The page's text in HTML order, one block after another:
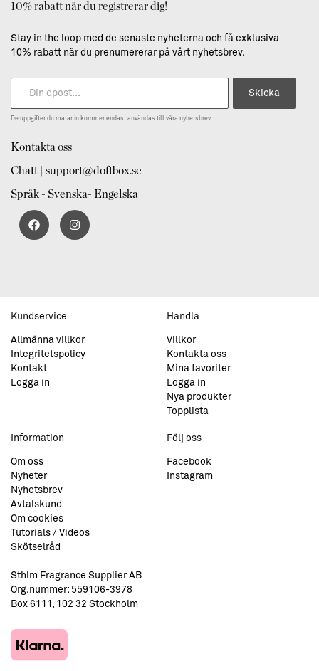
10% rabatt när du registrerar dig!
Stay in the loop med de senaste nyheterna och få exklusiva
10% rabatt när du prenumererar på vårt nyhetsbrev.
Skicka
De uppgifter du matar in kommer endast användas till våra nyhetsbrev.
Kontakta oss
Chatt | support@doftbox.se
Språk - Svenska- Engelska
Kundservice
Allmänna villkor
Integritetspolicy
Kontakt
Logga in
Handla
Villkor
Kontakta oss
Mina favoriter
Logga in
Nya produkter
Topplista
Information
Om oss
Nyheter
Nyhetsbrev
Avtalskund
Om cookies
Tutorials / Videos
Skötselråd
Följ oss
Facebook
Instagram
Sthlm Fragrance Supplier AB
Org.nummer: 559106-3978
Box 6111, 102 32 Stockholm